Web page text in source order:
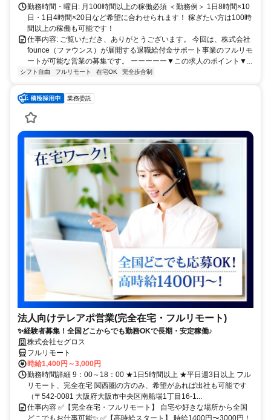
勤務時間・曜日: 月100時間以上の稼働必須 ＜勤務例＞ 1日8時間×10
日・1日4時間×20日など希望に合わせられます！ 稼ぎたい方は100時
間以上の稼働も可能です！
仕事内容: ご覧いただき、ありがとうございます。 今回は、株式会社
founce（ファウンス）が展開する退職給付金サポート事業のフルリモ
ートが可能な営業の募集です。 ーーーーー▼この求人のポイント▼...
シフト自由 フルリモート 在宅OK 完全歩合制
業務委託
法人向けテレアポ営業(完全在宅・フルリモート)
✨経験者募集！全国どこからでも勤務OKで長期・安定稼働♪
株式会社セグロス
フルリモート
時給1,400円～3,000円
勤務時間詳細 9：00～18：00 ★1日5時間以上 ★平日週3日以上 フル
リモート、完全在宅 関西圏の方のみ、希望があれば出社も可能です
（〒542-0081 大阪府大阪市中央区南船場1丁目16-1...
仕事内容 ✅【完全在宅・フルリモート】 自宅や好きな場所から全国
どこでもお仕事可能✨ ✅【高時給スタート】 時給1400円〜3000円！